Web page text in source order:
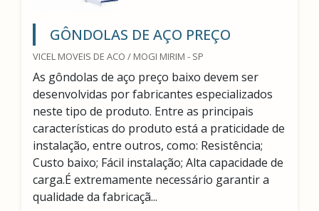
GÔNDOLAS DE AÇO PREÇO
VICEL MOVEIS DE ACO / MOGI MIRIM - SP
As gôndolas de aço preço baixo devem ser
desenvolvidas por fabricantes especializados
neste tipo de produto. Entre as principais
características do produto está a praticidade de
instalação, entre outros, como: Resistência;
Custo baixo; Fácil instalação; Alta capacidade de
carga.É extremamente necessário garantir a
qualidade da fabricaçã...